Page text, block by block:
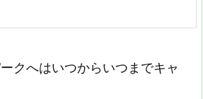
クへはいつからいつまでキャ